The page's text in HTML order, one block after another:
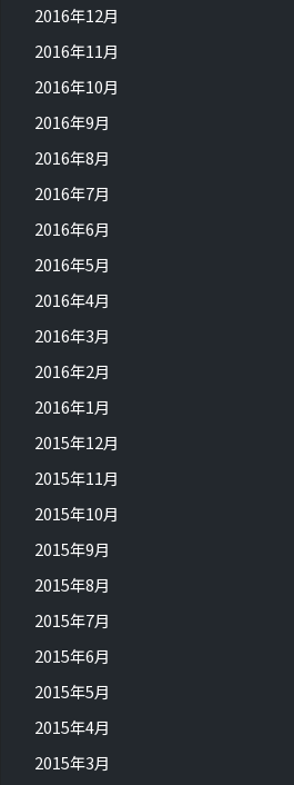
2016年12月
2016年11月
2016年10月
2016年9月
2016年8月
2016年7月
2016年6月
2016年5月
2016年4月
2016年3月
2016年2月
2016年1月
2015年12月
2015年11月
2015年10月
2015年9月
2015年8月
2015年7月
2015年6月
2015年5月
2015年4月
2015年3月